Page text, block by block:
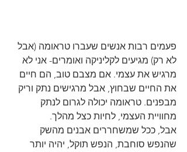
פעמים רבות אנשים שעברו טראומה (אבל
לא רק) מגיעים לקליניקה ואומרים- אני לא
מרגיש את עצמי. אם מצבם טוב, הם חיים
את החיים שבחוץ, אבל מרגישים נתק וריק
מבפנים. טראומה יכולה לגרום לנתק
מחוויית העצמי, לחיות כצל מהלך.
אבל, ככל שמשחררים אבנים מהשק
שהנפש סוחבת, הנפש תוקל, יהיה יותר